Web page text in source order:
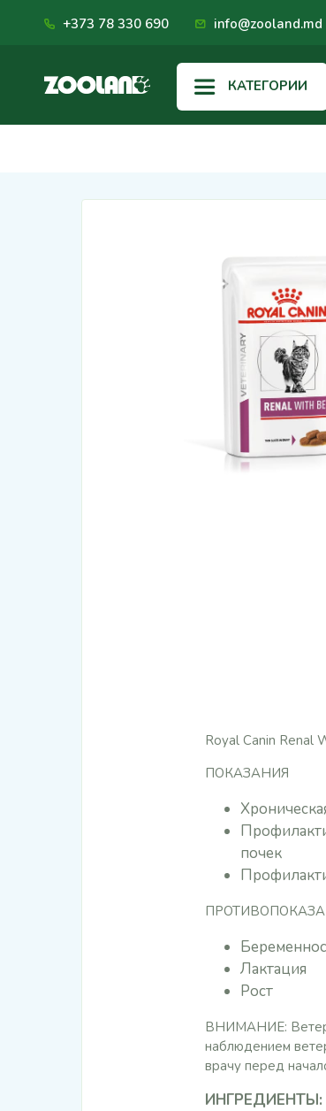
+373 78 330 690 info@zooland.md
КАТЕГОРИИ
Royal Canin Renal
ПОКАЗАНИЯ
почек
Лактация
Рост
ВНИМАНИЕ:
наблюдением
врачу перед
ИНГРЕДИЕНТЫ: